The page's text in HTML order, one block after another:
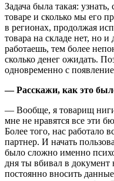
Задача была такая:
товаре и сколько мы его
в регионах, продолжая
товара на складе нет, но
работаешь, тем более
сколько денег ожидать.
одновременно с
— Расскажи, как это
— Вообще, я товарищ
мне не нравятся все эти
Более того, нас работало
партнер. И начать
было сложно именно
дня ты вбивал в документ
постоянно вносить